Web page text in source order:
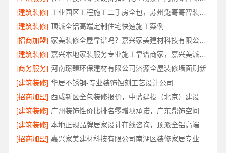
[建筑装修]
工业园区工程施工二手房全包，苏州兔哥哥智装新材料有限公司责任明确
[建筑装修] 顶派全铝高端定制住宅快速施工案例
[招商加盟]
家美装修全屋靠谱吗？嘉兴家美建材科技有限公司专业解答
[建筑装修]
[商务服务] 河南璟臻环保建材有限公司济源全屋装修墙面刷新
[建筑装修] 华居不锈钢-专业装饰蚀刻工艺设计公司
[招商加盟]
西咸新区全包装修报价，中蓝建投（北京）建设有限公司武功分公司透明公正
[建筑装修]
[建筑装修]
本地正规品牌居家设计在线咨询，顶派全铝高端定制
[招商加盟] 嘉兴家美建材科技有限公司南湖区装修家居专业